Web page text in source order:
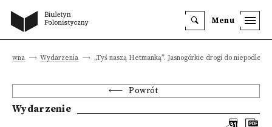
Menu
główna Wydarzenia „Tyś naszą Hetmanką”. Jasnogórkie drogi do
Powrót
Wydarzenie